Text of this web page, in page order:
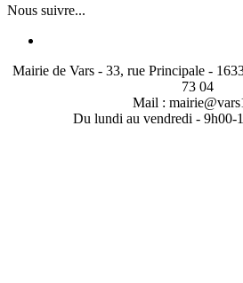
Nous suivre...
Mairie de Vars - 33, rue Principale -
73 04
Mail :
Du lundi au vendredi - 9h00-